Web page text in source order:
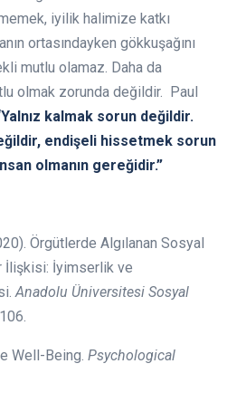
iyilik halimize katkı
ortasındayken gökkuşağını
mutlu olamaz. Daha da
olmak zorunda değildir. Paul
kalmak sorun değildir.
endişeli hissetmek sorun
olmanın gereğidir.”
Örgütlerde Algılanan Sosyal
İlişkisi: İyimserlik ve
Anadolu Üniversitesi Sosyal
Well-Being. Psychological